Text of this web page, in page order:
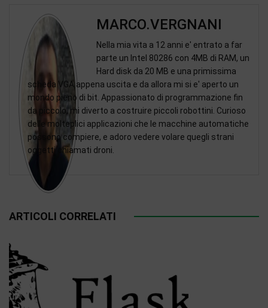
MARCO.VERGNANI
Nella mia vita a 12 anni e' entrato a far
parte un Intel 80286 con 4MB di RAM, un
Hard disk da 20 MB e una primissima
scheda VGA appena uscita e da allora mi si e' aperto un
mondo pieno di bit. Appassionato di programmazione fin
da piccolo, mi diverto a costruire piccoli robottini. Curioso
delle molteplici applicazioni che le macchine automatiche
possono compiere, e adoro vedere volare quegli strani
oggetti chiamati droni.
ARTICOLI CORRELATI